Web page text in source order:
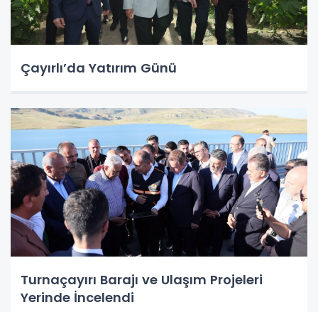
Çayırlı’da Yatırım Günü
Turnaçayırı Barajı ve Ulaşım Projeleri
Yerinde İncelendi